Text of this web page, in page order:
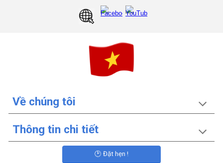
Về chúng tôi
Thông tin chi tiết
🕑 Đặt hẹn !